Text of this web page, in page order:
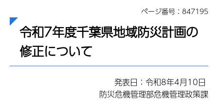
ページ番号：847195
令和7年度千葉県地域防災計画の
修正について
発表日：令和8年4月10日
防災危機管理部危機管理政策課